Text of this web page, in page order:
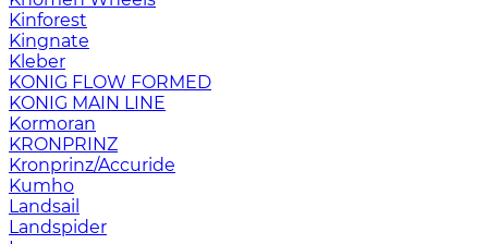
Kinforest
Kingnate
Kleber
KONIG FLOW FORMED
KONIG MAIN LINE
Kormoran
KRONPRINZ
Kronprinz/Accuride
Kumho
Landsail
Landspider